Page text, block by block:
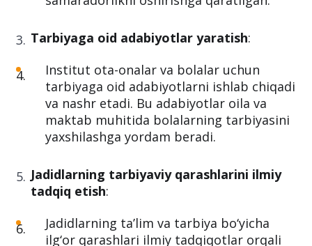
yondashuvni qo‘llash orqali
samaradorlikni oshirishga qaratilgan.
Tarbiyaga oid adabiyotlar yaratish
Institut ota-onalar va bolalar uchun
tarbiyaga oid adabiyotlarni ishlab chiqadi
maktab muhitida bolalarning tarbiyasini
yaxshilashga yordam beradi.
Jadidlarning tarbiyaviy qarashlarini ilmiy
tadqiq etish: